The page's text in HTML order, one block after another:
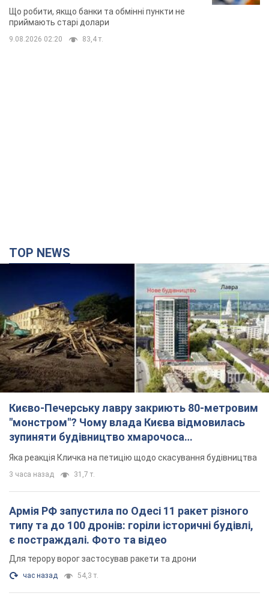
Що робити, якщо банки та обмінні пункти не
приймають старі долари
9.08.2026 02:20 83,4 т.
TOP NEWS
Києво-Печерську лавру закриють 80-метровим
"монстром"? Чому влада Києва відмовилась
зупиняти будівництво хмарочоса
"московського вірянина"
Яка реакція Кличка на петицію щодо скасування будівництва
3 часа назад 31,7 т.
Армія РФ запустила по Одесі 11 ракет різного
типу та до 100 дронів: горіли історичні будівлі,
є постраждалі. Фото та відео
Для терору ворог застосував ракети та дрони
час назад 54,3 т.